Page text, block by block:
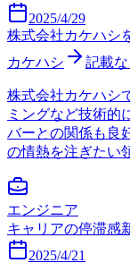
2025/4/29
株式会社カケハシ
カケハシ
記載な
株式会社カケハシ
ミングなど技術的
バーとの関係も良
の情熱を注ぎたい
エンジニア
キャリアの停滞感
2025/4/21